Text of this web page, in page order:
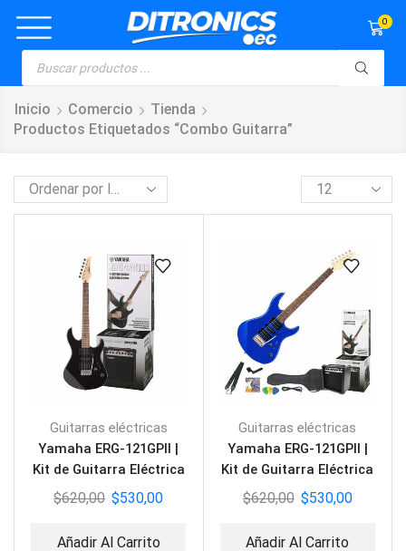
0
Inicio Comercio
Tienda
Productos Etiquetados “combo Guitarra”
Guitarras eléctricas
Yamaha ERG-121GPII |
Kit de Guitarra Eléctrica
Negra
$620,00 $530,00
Añadir Al Carrito
Guitarras eléctricas
Yamaha ERG-121GPII |
Kit de Guitarra Eléctrica
Azul
$620,00 $530,00
Añadir Al Carrito